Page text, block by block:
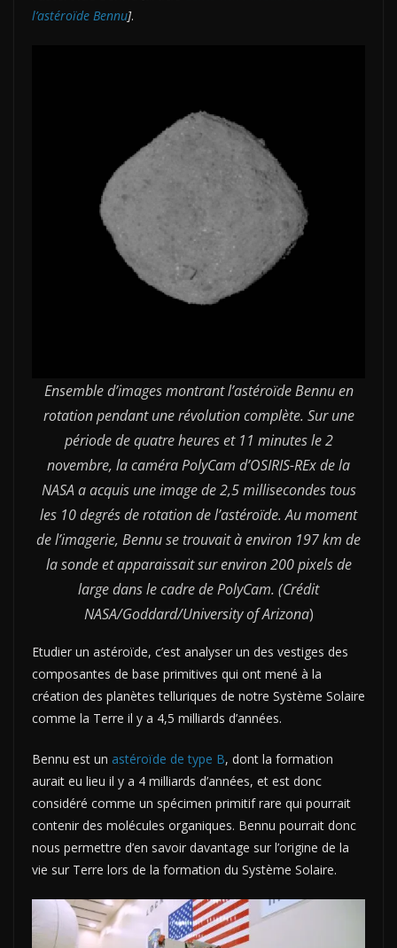
l’astéroïde Bennu].
Ensemble d’images montrant l’astéroïde Bennu en
rotation pendant une révolution complète. Sur une
période de quatre heures et 11 minutes le 2
novembre, la caméra PolyCam d’OSIRIS-REx de la
NASA a acquis une image de 2,5 millisecondes tous
les 10 degrés de rotation de l’astéroïde. Au moment
de l’imagerie, Bennu se trouvait à environ 197 km de
la sonde et apparaissait sur environ 200 pixels de
large dans le cadre de PolyCam. (Crédit
NASA/Goddard/University of Arizona)
Etudier un astéroïde, c’est analyser un des vestiges des
composantes de base primitives qui ont mené à la
création des planètes telluriques de notre Système Solaire
comme la Terre il y a 4,5 milliards d’années.
Bennu est un astéroïde de type B, dont la formation
aurait eu lieu il y a 4 milliards d’années, et est donc
considéré comme un spécimen primitif rare qui pourrait
contenir des molécules organiques. Bennu pourrait donc
nous permettre d’en savoir davantage sur l’origine de la
vie sur Terre lors de la formation du Système Solaire.